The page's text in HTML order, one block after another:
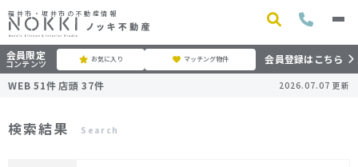
福井市・坂井市の不動産情報
会員限定
コンテンツ お気に入り マッチング物件
会員登録はこちら
WEB 51件 店頭 37件 2026.07.07 更新
検索結果 Search